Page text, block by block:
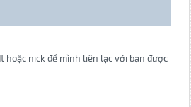
hoặc nick để mình liên lạc với bạn được